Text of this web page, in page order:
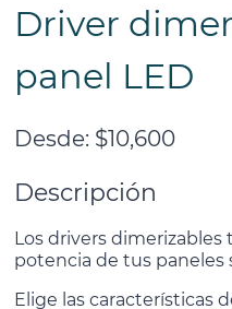
Driver
panel LED
Desde: $10,600
Descripción
Los drivers dimerizables
potencia de tus paneles
Elige las características